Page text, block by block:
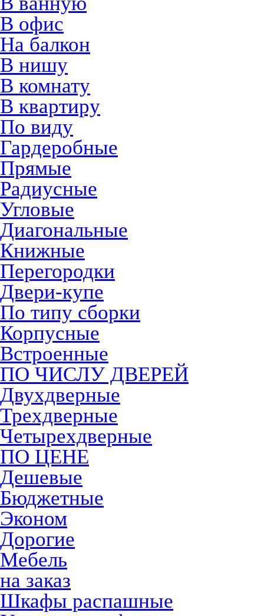
В офис
На балкон
В нишу
В комнату
В квартиру
По виду
Гардеробные
Прямые
Радиусные
Угловые
Диагональные
Книжные
Перегородки
Двери-купе
По типу сборки
Корпусные
Встроенные
ПО ЧИСЛУ ДВЕРЕЙ
Двухдверные
Трехдверные
Четырехдверные
ПО ЦЕНЕ
Дешевые
Бюджетные
Эконом
Дорогие
Мебель
на заказ
Шкафы распашные